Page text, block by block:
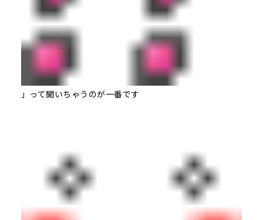
」って聞いちゃうのが一番です